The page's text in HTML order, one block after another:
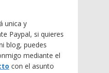
unica y
Paypal, si quieres
blog, puedes
mediante el
con el asunto